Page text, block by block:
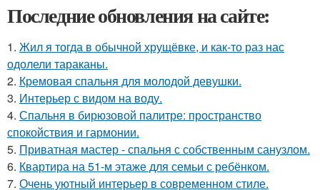
Последние обновления на сайте:
1. Жил я тогда в обычной хрущёвке, и как-то раз нас
одолели тараканы.
2. Кремовая спальня для молодой девушки.
3. Интерьер с видом на воду.
4. Спальня в бирюзовой палитре: пространство
спокойствия и гармонии.
5. Приватная мастер - спальня с собственным санузлом.
6. Квартира на 51-м этаже для семьи с ребёнком.
7. Очень уютный интерьер в современном стиле.